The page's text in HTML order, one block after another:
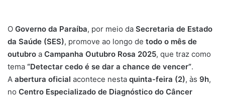
O Governo da Paraíba, por meio da Secretaria de Estado
da Saúde (SES), promove ao longo de todo o mês de
outubro a Campanha Outubro Rosa 2025, que traz como
tema “Detectar cedo é se dar a chance de vencer”.
A abertura oficial acontece nesta quinta-feira (2), às 9h,
no Centro Especializado de Diagnóstico do Câncer